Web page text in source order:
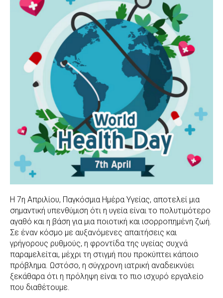
Η 7η Απριλίου, Παγκόσμια Ημέρα Υγείας, αποτελεί μια
σημαντική υπενθύμιση ότι η υγεία είναι το πολυτιμότερο
αγαθό και η βάση για μια ποιοτική και ισορροπημένη ζωή.
Σε έναν κόσμο με αυξανόμενες απαιτήσεις και
γρήγορους ρυθμούς, η φροντίδα της υγείας συχνά
παραμελείται, μέχρι τη στιγμή που προκύπτει κάποιο
πρόβλημα. Ωστόσο, η σύγχρονη ιατρική αναδεικνύει
ξεκάθαρα ότι η πρόληψη είναι το πιο ισχυρό εργαλείο
που διαθέτουμε.